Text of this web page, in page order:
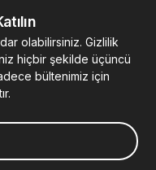
olabilirsiniz. Gizlilik
hiçbir şekilde üçüncü
bültenimiz için